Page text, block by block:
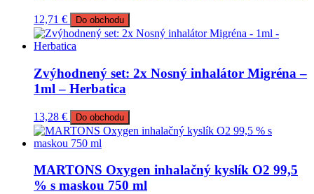
12,71 € Do obchodu
Zvýhodnený set: 2x Nosný inhalátor Migréna –
1ml – Herbatica
13,28 € Do obchodu
MARTONS Oxygen inhalačný kyslík O2 99,5
% s maskou 750 ml